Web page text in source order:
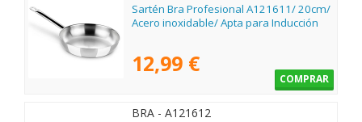
Sartén Bra Profesional A121611/ 20cm/
Acero inoxidable/ Apta para Inducción
12,99 €
COMPRAR
BRA - A121612